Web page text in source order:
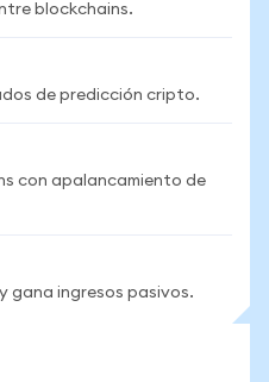
blockchains.
de predicción cripto.
con apalancamiento de
gana ingresos pasivos.